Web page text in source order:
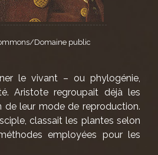
Domaine public
le vivant – ou phylogénie,
Aristote regroupait déjà les
de leur mode de reproduction.
classait les plantes selon
employées pour les